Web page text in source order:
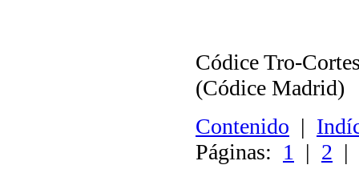
Códice Tro-
(Códice Madrid)
Contenido |
Páginas: 1 | 2 |